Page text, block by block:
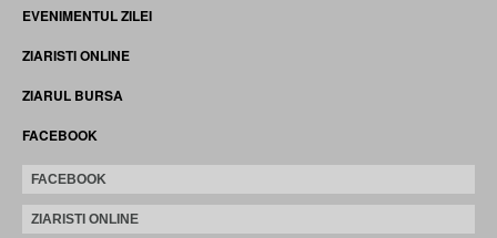
EVENIMENTUL ZILEI
ZIARISTI ONLINE
ZIARUL BURSA
FACEBOOK
FACEBOOK
ZIARISTI ONLINE